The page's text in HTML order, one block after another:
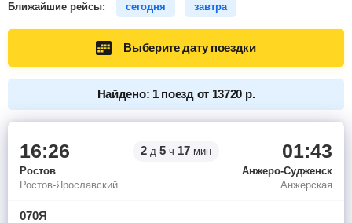
Ближайшие рейсы: сегодня завтра
Выберите дату поездки
Найдено: 1 поезд от 13720 р.
16:26 2 д 5 ч 17 мин 01:43
Ростов
Анжеро-Судженск
Ростов-Ярославский
Анжерская
070Я